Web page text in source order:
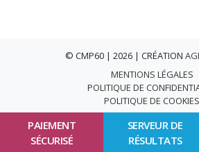
PAIEMENT
SÉCURISÉ
SERVEUR DE
RÉSULTATS
© CMP60 | 2026 | CRÉATION
MENTIONS LÉGALES
POLITIQUE DE
POLITIQUE DE COOKIES